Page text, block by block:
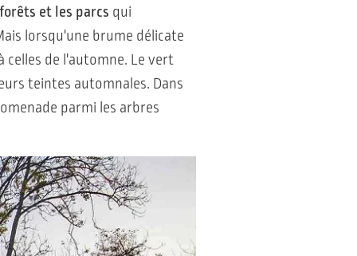
et les parcs qui
lorsqu'une brume délicate
celles de l'automne. Le vert
teintes automnales. Dans
parmi les arbres